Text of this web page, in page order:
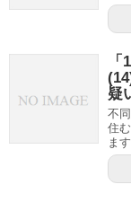
疑
不
住
ま